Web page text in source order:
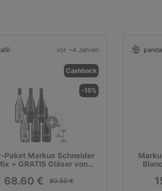
vor ~4 Jahren
Cashback
-15%
Paket Markus Schneider
+ GRATIS Gläser von
68.60 € 80.50 €